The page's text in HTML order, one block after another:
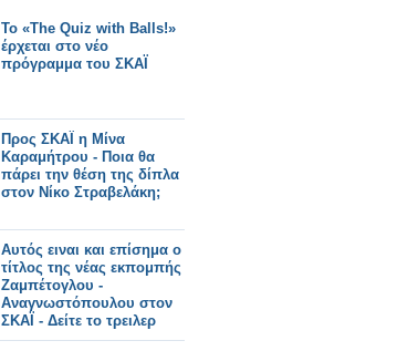
Το «The Quiz with Balls!»
έρχεται στο νέο
πρόγραμμα του ΣΚΑΪ
Προς ΣΚΑΪ η Μίνα
Καραμήτρου - Ποια θα
πάρει την θέση της δίπλα
στον Νίκο Στραβελάκη;
Αυτός ειναι και επίσημα ο
τίτλος της νέας εκπομπής
Ζαμπέτογλου -
Αναγνωστόπουλου στον
ΣΚΑΪ - Δείτε το τρειλερ